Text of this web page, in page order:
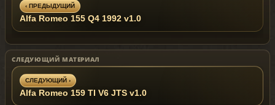
‹ ПРЕДЫДУЩИЙ
Alfa Romeo 155 Q4 1992 v1.0
СЛЕДУЮЩИЙ МАТЕРИАЛ
СЛЕДУЮЩИЙ ›
Alfa Romeo 159 TI V6 JTS v1.0